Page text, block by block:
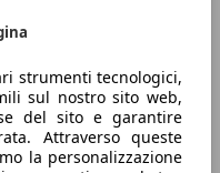
strumenti tecnologici,
sul nostro sito web,
del sito e garantire
Attraverso queste
la personalizzazione
il conducente e
2:
di veicoli, pedoni e
incroci
in grado di gestire la